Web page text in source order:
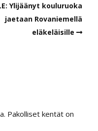
Ylijäänyt kouluruoka
jaetaan Rovaniemellä
eläkeläisille
Pakolliset kentät on